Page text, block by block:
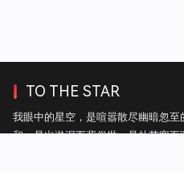
TO THE STAR
我眼中的星空，是喧嚣散尽幽暗忽
和，是出淤泥而背俗世，是赴苦寒